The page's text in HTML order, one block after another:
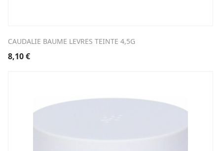
CAUDALIE BAUME LEVRES TEINTE 4,5G
8,10€